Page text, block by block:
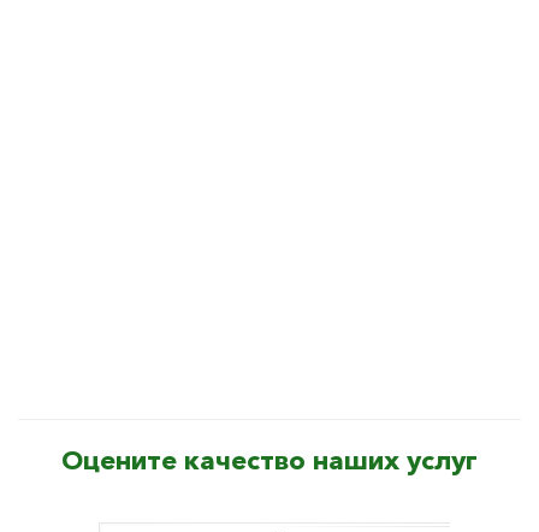
Оцените качество наших услуг